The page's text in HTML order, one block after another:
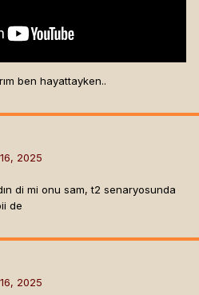
ben hayattayken..
2025
di mi onu sam, t2 senaryosunda
de
2025